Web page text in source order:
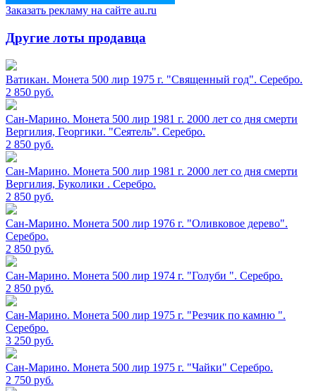
Заказать рекламу на сайте au.ru
Другие лоты продавца
Ватикан. Монета 500 лир 1975 г. "Священный год". Серебро.
2 850 руб.
Сан-Марино. Монета 500 лир 1981 г. 2000 лет со дня смерти
Вергилия, Георгики. "Сеятель". Серебро.
2 850 руб.
Сан-Марино. Монета 500 лир 1981 г. 2000 лет со дня смерти
Вергилия, Буколики . Серебро.
2 850 руб.
Сан-Марино. Монета 500 лир 1976 г. "Оливковое дерево".
Серебро.
2 850 руб.
Сан-Марино. Монета 500 лир 1974 г. "Голуби ". Серебро.
2 850 руб.
Сан-Марино. Монета 500 лир 1975 г. "Резчик по камню ".
Серебро.
3 250 руб.
Сан-Марино. Монета 500 лир 1975 г. "Чайки" Серебро.
2 750 руб.